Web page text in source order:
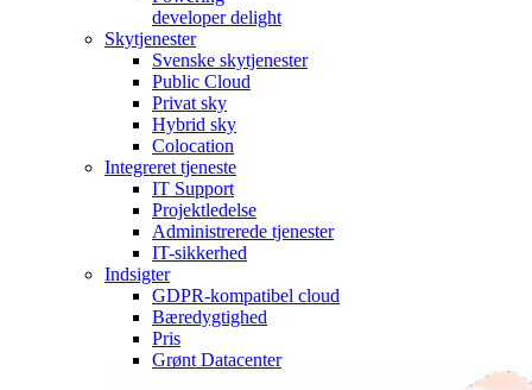
developer delight
Skytjenester
Svenske skytjenester
Public Cloud
Privat sky
Hybrid sky
Colocation
Integreret tjeneste
IT Support
Projektledelse
Administrerede tjenester
IT-sikkerhed
Indsigter
GDPR-kompatibel cloud
Bæredygtighed
Pris
Grønt Datacenter